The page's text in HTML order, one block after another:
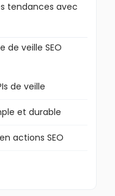
tendances avec
de veille SEO
de veille
et durable
actions SEO